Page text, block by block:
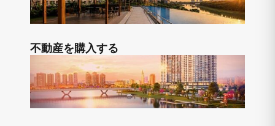
不動産を購入する